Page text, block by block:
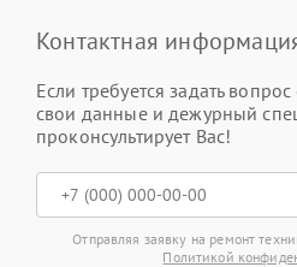
Контактная
Если требуется задать вопрос
свои данные и дежурный
проконсультирует Вас!
Отправляя заявку на ремонт
Политикой